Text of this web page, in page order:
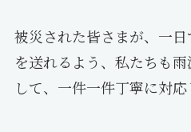
被災された皆さまが、一
を送れるよう、私たちも
して、一件一件丁寧に対応